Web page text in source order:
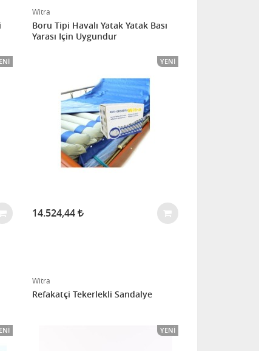
Witra
Boru Tipi Havalı Yatak Yatak Bası
Yarası Için Uygundur
YENI
14.524,44
Witra
Refakatçi Tekerlekli Sandalye
YENI